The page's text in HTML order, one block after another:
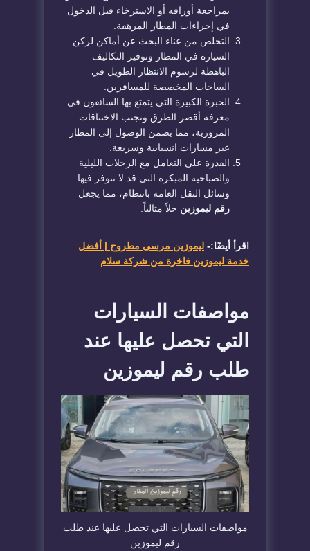
بمراجعة أوراقه أو الاسترخاء قبل الدخول
في إجراءات المطار المرهقة.
​التخلص من عناء البحث عن أماكن لركن
السيارة في المطار وتوفير التكاليف
الباهظة لرسوم الانتظار الطويل في
الساحات المخصصة للمسافرين.
​الخبرة الكبيرة التي يتمتع بها السائقون في
معرفة أقصر الطرق وتجنب الاختناقات
المرورية، مما يضمن الوصول إلى المطار
عبر مسارات انسيابية وسريعة.
​القدرة على التعامل مع الرحلات الليلية
والصباحية المبكرة التي قد لا تتوفر فيها
وسائل النقل العامة بانتظام، مما يجعل
رقم ليموزين حلاً مثالياً.
اقرأ أيضًا:- ليموزين مرسى مطروح | أفضل
خدمة ليموزين فاخرة من شركة سلام
​مواصفات السيارات
التي تحصل عليها عند
طلب رقم ليموزين
​مواصفات السيارات التي تحصل عليها عند طلب
رقم ليموزين